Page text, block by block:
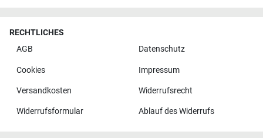
RECHTLICHES
AGB
Datenschutz
Cookies Impressum
Versandkosten Widerrufsrecht
Widerrufsformular Ablauf des Widerrufs